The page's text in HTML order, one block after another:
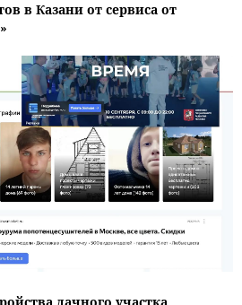
в Казани от сервиса от